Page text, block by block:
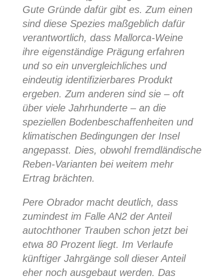
Gute Gründe dafür gibt es. Zum einen
sind diese Spezies maßgeblich dafür
verantwortlich, dass Mallorca-Weine
ihre eigenständige Prägung erfahren
und so ein unvergleichliches und
eindeutig identifizierbares Produkt
ergeben. Zum anderen sind sie – oft
über viele Jahrhunderte – an die
speziellen Bodenbeschaffenheiten und
klimatischen Bedingungen der Insel
angepasst. Dies, obwohl fremdländische
Reben-Varianten bei weitem mehr
Ertrag brächten.
Pere Obrador macht deutlich, dass
zumindest im Falle AN2 der Anteil
autochthoner Trauben schon jetzt bei
etwa 80 Prozent liegt. Im Verlaufe
künftiger Jahrgänge soll dieser Anteil
eher noch ausgebaut werden. Das